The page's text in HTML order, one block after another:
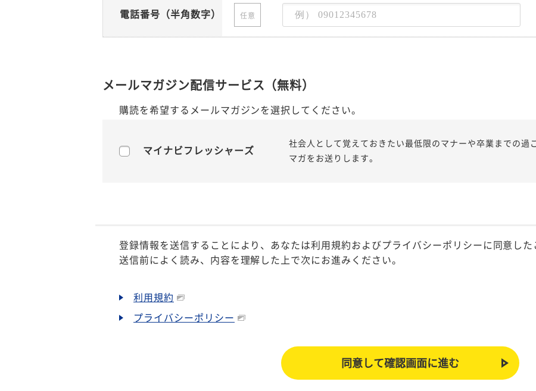
電話番号（半角数字） 任意
メールマガジン配信サービス（無料）
購読を希望するメールマガジンを選択してください。
マイナビフレッシャーズ
社会人として覚えておきたい最低限のマナーや卒業までの過
マガをお送りします。
登録情報を送信することにより、あなたは利用規約およびプライバシーポリシーに同意した
送信前によく読み、内容を理解した上で次にお進みください。
利用規約
プライバシーポリシー